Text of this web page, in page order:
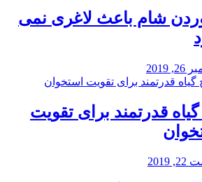
شام باعث لاغری نمی
2019
گیاه قدرتمند برای تقویت
2019